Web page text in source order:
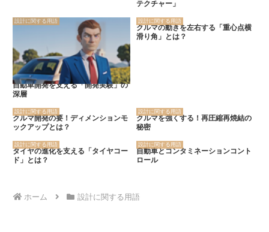
テクチャー」
設計に関する用語
自動車開発を支える「開発実験」の
深層
設計に関する用語
クルマの動きを左右する「重心点横
滑り角」とは？
設計に関する用語
クルマ開発の要！ディメンションモ
ックアップとは？
設計に関する用語
クルマを強くする！再圧縮再焼結の
秘密
設計に関する用語
タイヤの進化を支える「タイヤコー
ド」とは？
設計に関する用語
自動車とコンタミネーションコント
ロール
ホーム 設計に関する用語